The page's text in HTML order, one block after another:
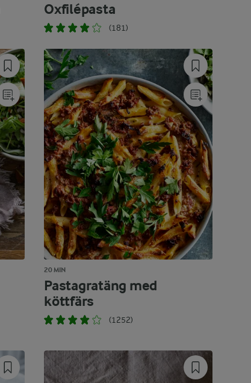
Oxfilépasta
(181)
20 MIN
Pastagratäng med
köttfärs
(1252)